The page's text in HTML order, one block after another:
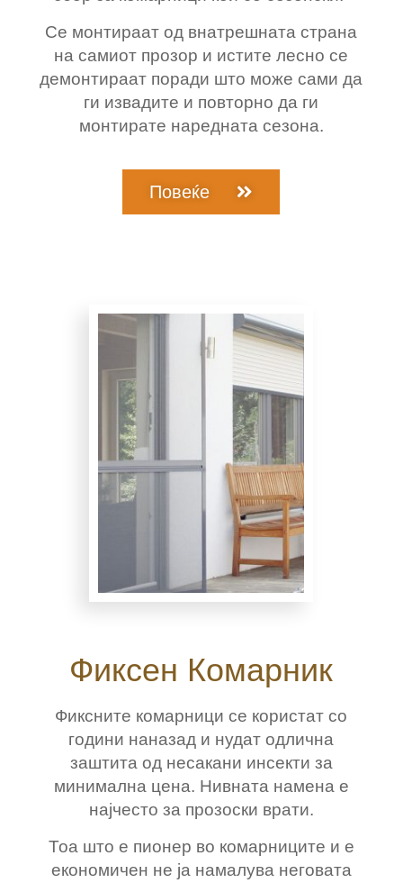
Се монтираат од внатрешната страна
на самиот прозор и истите лесно се
демонтираат поради што може сами да
ги извадите и повторно да ги
монтирате наредната сезона.
Повеќе
Фиксен Комарник
Фиксните комарници се користат со
години наназад и нудат одлична
заштита од несакани инсекти за
минимална цена. Нивната намена е
најчесто за прозоски врати.
Тоа што е пионер во комарниците и е
економичен не ја намалува неговата